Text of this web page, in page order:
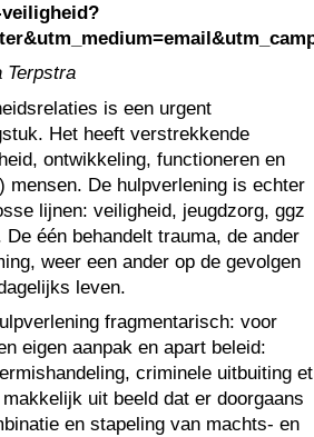
is een urgent
Het heeft verstrekkende
ontwikkeling, functioneren en
mensen. De hulpverlening is echter
lijnen: veiligheid, jeugdzorg, ggz
één behandelt trauma, de ander
weer een ander op de gevolgen
leven.
fragmentarisch: voor
eigen aanpak en apart beleid:
criminele uitbuiting et
uit beeld dat er doorgaans
en stapeling van machts- en